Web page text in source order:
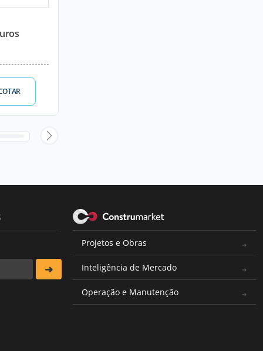
Projetos e Obras
Inteligência de Mercado
Operação e Manutenção